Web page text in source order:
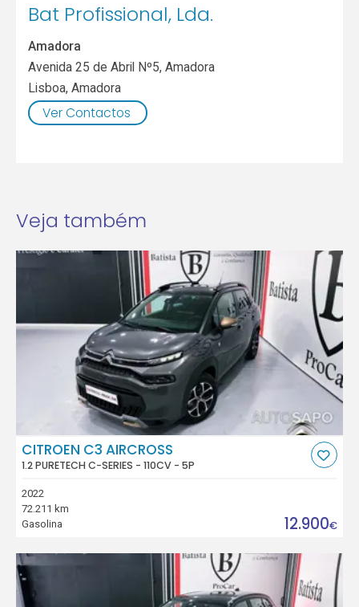
Bat Profissional, Lda.
Amadora
Avenida 25 de Abril Nº5, Amadora
Lisboa,Amadora
Ver Contactos
Veja também
CITROEN C3 AIRCROSS
1.2 PURETECH C-SERIES - 110CV - 5P
2022
72.211 km
Gasolina
12.900€